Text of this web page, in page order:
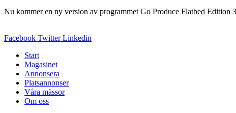
Nu kommer en ny version av programmet Go Produce Flatbed Edition
Facebook Twitter Linkedin
Start
Magasinet
Annonsera
Platsannonser
Våra mässor
Om oss